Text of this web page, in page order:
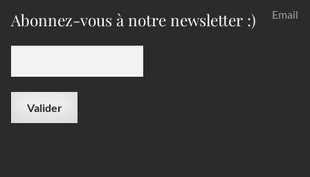
Abonnez-vous à notre newsletter :) Email